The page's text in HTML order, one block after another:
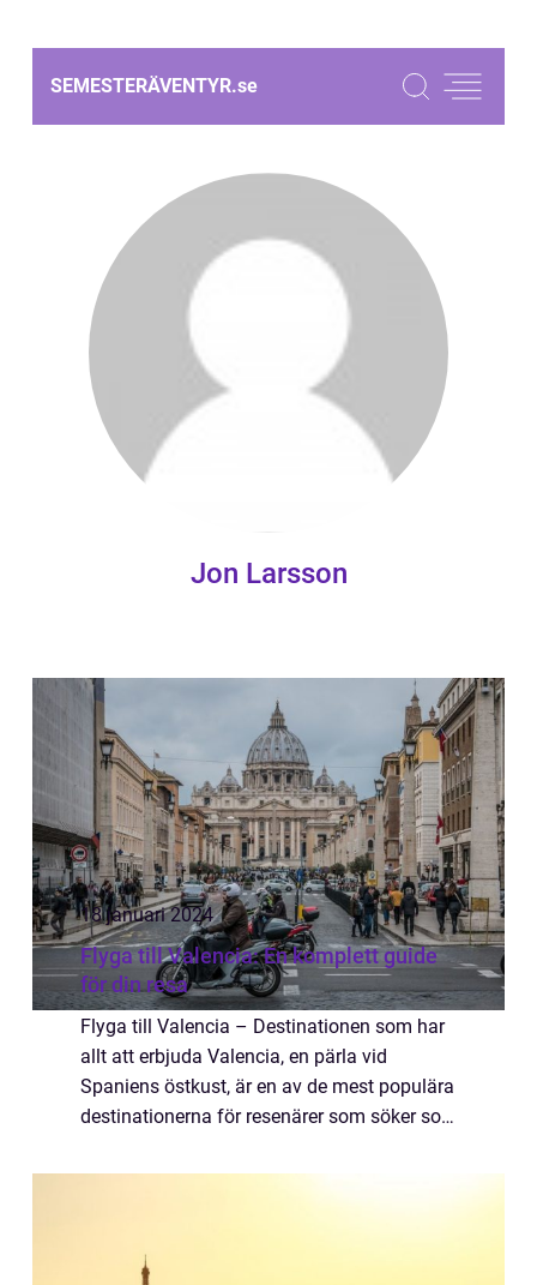
SEMESTERÄVENTYR.se
Jon Larsson
18 januari 2024
Flyga till Valencia: En komplett guide
för din resa
Flyga till Valencia – Destinationen som har
allt att erbjuda Valencia, en pärla vid
Spaniens östkust, är en av de mest populära
destinationerna för resenärer som söker sol,
flyga till Valencia är inte b...